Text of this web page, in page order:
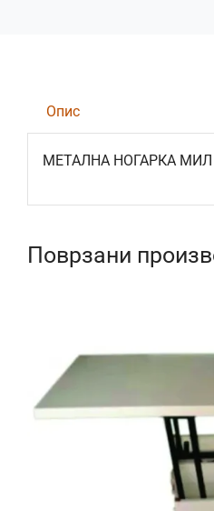
Опис
МЕТАЛНА НОГАРКА
Поврзани